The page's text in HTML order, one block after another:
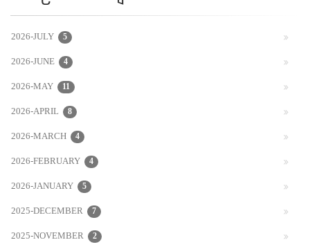
2026-JULY 5
2026-JUNE 4
2026-MAY 11
2026-APRIL 8
2026-MARCH 4
2026-FEBRUARY 4
2026-JANUARY 5
2025-DECEMBER 7
2025-NOVEMBER 2